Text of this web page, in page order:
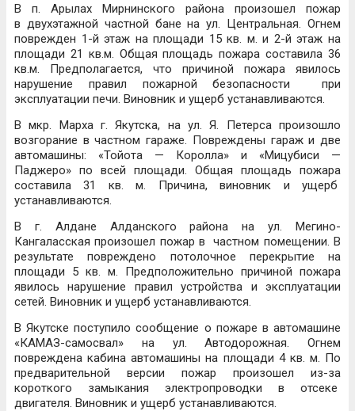
В п. Арылах Мирнинского района произошел пожар
в двухэтажной частной бане на ул. Центральная. Огнем
поврежден 1-й этаж на площади 15 кв. м. и 2-й этаж на
площади 21 кв.м. Общая площадь пожара составила 36
кв.м. Предполагается, что причиной пожара явилось
нарушение правил пожарной безопасности при
эксплуатации печи. Виновник и ущерб устанавливаются.
В мкр. Марха г. Якутска, на ул. Я. Петерса произошло
возгорание в частном гараже. Повреждены гараж и две
автомашины: «Тойота — Королла» и «Мицубиси —
Паджеро» по всей площади. Общая площадь пожара
составила 31 кв. м. Причина, виновник и ущерб
устанавливаются.
В г. Алдане Алданского района на ул. Мегино-
Кангаласская произошел пожар в частном помещении. В
результате повреждено потолочное перекрытие на
площади 5 кв. м. Предположительно причиной пожара
явилось нарушение правил устройства и эксплуатации
сетей. Виновник и ущерб устанавливаются.
В Якутске поступило сообщение о пожаре в автомашине
«КАМАЗ-самосвал» на ул. Автодорожная. Огнем
повреждена кабина автомашины на площади 4 кв. м. По
предварительной версии пожар произошел из-за
короткого замыкания электропроводки в отсеке
двигателя. Виновник и ущерб устанавливаются.